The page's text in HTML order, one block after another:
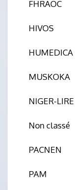
FHRAOC
HIVOS
HUMEDICA
MUSKOKA
NIGER-LIRE
Non classé
PACNEN
PAM